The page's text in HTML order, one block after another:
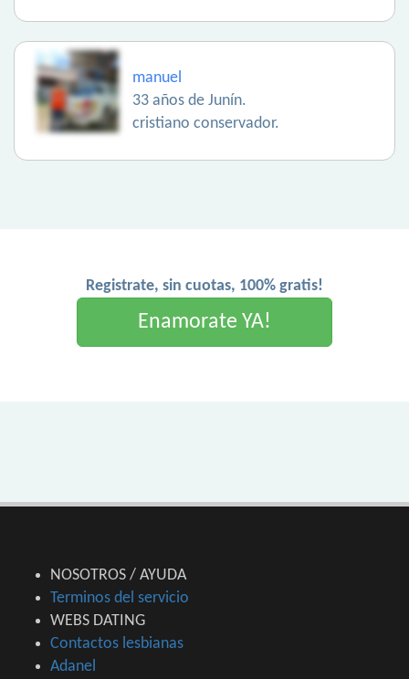
manuel
33 años de Junín.
cristiano conservador.
Registrate, sin cuotas, 100% gratis!
Enamorate YA!
NOSOTROS / AYUDA
Terminos del servicio
WEBS DATING
Contactos lesbianas
Adanel